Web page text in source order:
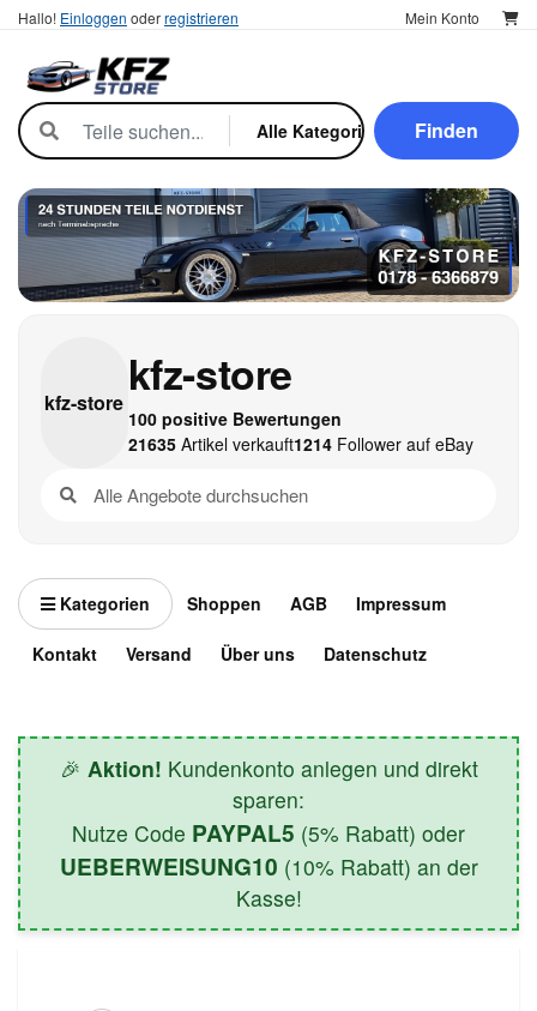
Hallo! Einloggen oderregistrieren Mein Konto
Finden
kfz-store
kfz-store
100 positive Bewertungen
21635Artikel verkauft1214Follower auf eBay
Kategorien Shoppen AGB Impressum
Kontakt Versand Über uns Datenschutz
🎉 Aktion! Kundenkonto anlegen und direkt
sparen:
Nutze Code PAYPAL5 (5% Rabatt) oder
UEBERWEISUNG10 (10% Rabatt) an der
Kasse!